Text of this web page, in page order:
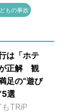
もの事故
は「ホテ
正解 観
足の“遊び
選
TRiP